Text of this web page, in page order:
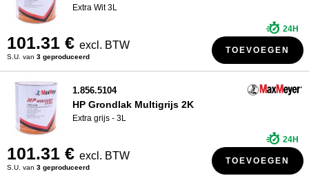
Extra Wit 3L
101.31 € excl. BTW
S.U. van 3 geproduceerd
24H
TOEVOEGEN
1.856.5104
HP Grondlak Multigrijs 2K
Extra grijs - 3L
101.31 € excl. BTW
S.U. van 3 geproduceerd
24H
TOEVOEGEN